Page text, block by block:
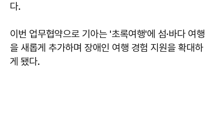
다.
이번 업무협약으로 기아는 '초록여행'에 섬·바다 여행
을 새롭게 추가하며 장애인 여행 경험 지원을 확대하
게 됐다.